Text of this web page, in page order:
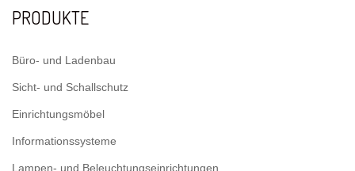
PRODUKTE
Büro- und Ladenbau
Sicht- und Schallschutz
Einrichtungsmöbel
Informationssysteme
Lampen- und Beleuchtungseinrichtungen